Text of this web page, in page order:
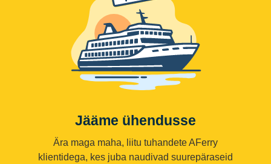
Jääme ühendusse
Ära maga maha, liitu tuhandete AFerry
klientidega, kes juba naudivad suurepäraseid